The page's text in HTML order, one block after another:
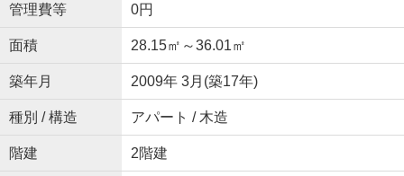
管理費等 0円
面積 28.15㎡～36.01㎡
築年月 2009年 3月(築17年)
種別 / 構造 アパート / 木造
階建 2階建